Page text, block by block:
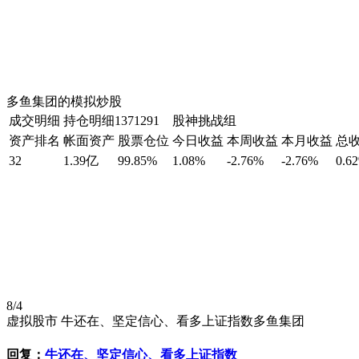
多鱼集团的模拟炒股
成交明细 持仓明细1371291 股神挑战组
资产排名 帐面资产 股票仓位 今日收益 本周收益 本月收益 总
32
1.39亿 99.85% 1.08% -2.76% -2.76%
8/4
虚拟股市 牛还在、坚定信心、看多上证指数多鱼集团
回复： 牛还在、坚定信心、看多上证指数